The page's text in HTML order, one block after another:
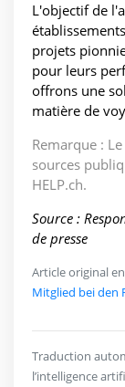
L'objectif de
projets
pour leurs
offrons une
matière de
Remarque :
sources
HELP.ch.
Source :
de presse
Article original
Mitglied bei den
Traduction
l’intelligence